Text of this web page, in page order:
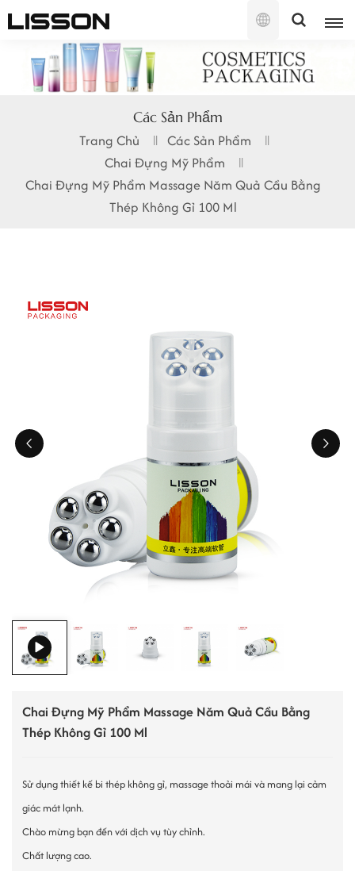
Tiếng
English
français
русский
español
한국의
Các Sản Phẩm
Trang Chủ
Các Sản Phẩm
Chai Đựng Mỹ Phẩm
Chai Đựng Mỹ Phẩm Massage Năm Quả Cầu Bằng
Thép Không Gỉ 100 Ml
Chai Đựng Mỹ Phẩm Massage Năm Quả Cầu Bằng
Thép Không Gỉ 100 Ml
Sử dụng thiết kế bi thép không gỉ, massage thoải mái và mang lại cảm
giác mát lạnh.
Chào mừng bạn đến với dịch vụ tùy chỉnh.
Chất lượng cao.